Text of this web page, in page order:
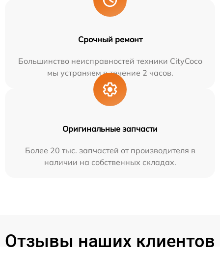
Срочный ремонт
Большинство неисправностей техники CityCoco
мы устраняем в течение 2 часов.
Оригинальные запчасти
Более 20 тыс. запчастей от производителя в
наличии на собственных складах.
Отзывы наших клиентов